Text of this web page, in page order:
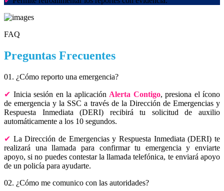
FAQ
Preguntas Frecuentes
01. ¿Cómo reporto una emergencia?
Inicia sesión en la aplicación Alerta Contigo, presiona el ícono
de emergencia y la SSC a través de la Dirección de Emergencias y
Respuesta Inmediata (DERI) recibirá tu solicitud de auxilio
automáticamente a los 10 segundos.
La Dirección de Emergencias y Respuesta Inmediata (DERI) te
realizará una llamada para confirmar tu emergencia y enviarte
apoyo, si no puedes contestar la llamada telefónica, te enviará apoyo
de un policía para ayudarte.
02. ¿Cómo me comunico con las autoridades?